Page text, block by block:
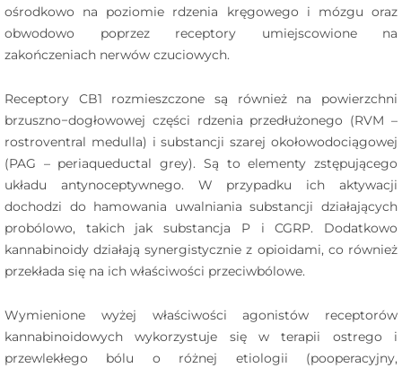
ośrodkowo na poziomie rdzenia kręgowego i mózgu oraz
obwodowo poprzez receptory umiejscowione na
zakończeniach nerwów czuciowych.
Receptory CB1 rozmieszczone są również na powierzchni
brzuszno−dogłowowej części rdzenia przedłużonego (RVM –
rostroventral medulla) i substancji szarej okołowodociągowej
(PAG – periaqueductal grey). Są to elementy zstępującego
układu antynoceptywnego. W przypadku ich aktywacji
dochodzi do hamowania uwalniania substancji działających
probólowo, takich jak substancja P i CGRP. Dodatkowo
kannabinoidy działają synergistycznie z opioidami, co również
przekłada się na ich właściwości przeciwbólowe.
Wymienione wyżej właściwości agonistów receptorów
kannabinoidowych wykorzystuje się w terapii ostrego i
przewlekłego bólu o różnej etiologii (pooperacyjny,